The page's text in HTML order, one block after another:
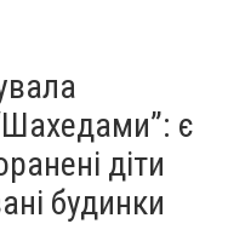
є
діти
будинки